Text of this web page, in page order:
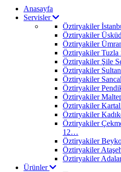
Anasayfa
Servisler
Öztiryakiler
Öztiryakiler
Öztiryakiler
Öztiryakiler Tuzla
Öztiryakiler Şile
Öztiryakiler
Öztiryakiler
Öztiryakiler
Öztiryakiler
Öztiryakiler
Öztiryakiler
Öztiryakiler
12…
Öztiryakiler
Öztiryakiler
Öztiryakiler
Ürünler